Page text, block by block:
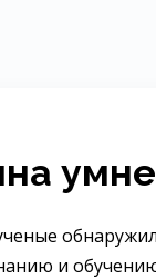
и